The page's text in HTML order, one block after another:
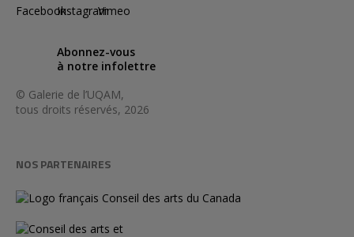
FacebookInstagramVimeo
Abonnez-vous
à notre infolettre
© Galerie de l’UQAM,
tous droits réservés, 2026
NOS PARTENAIRES